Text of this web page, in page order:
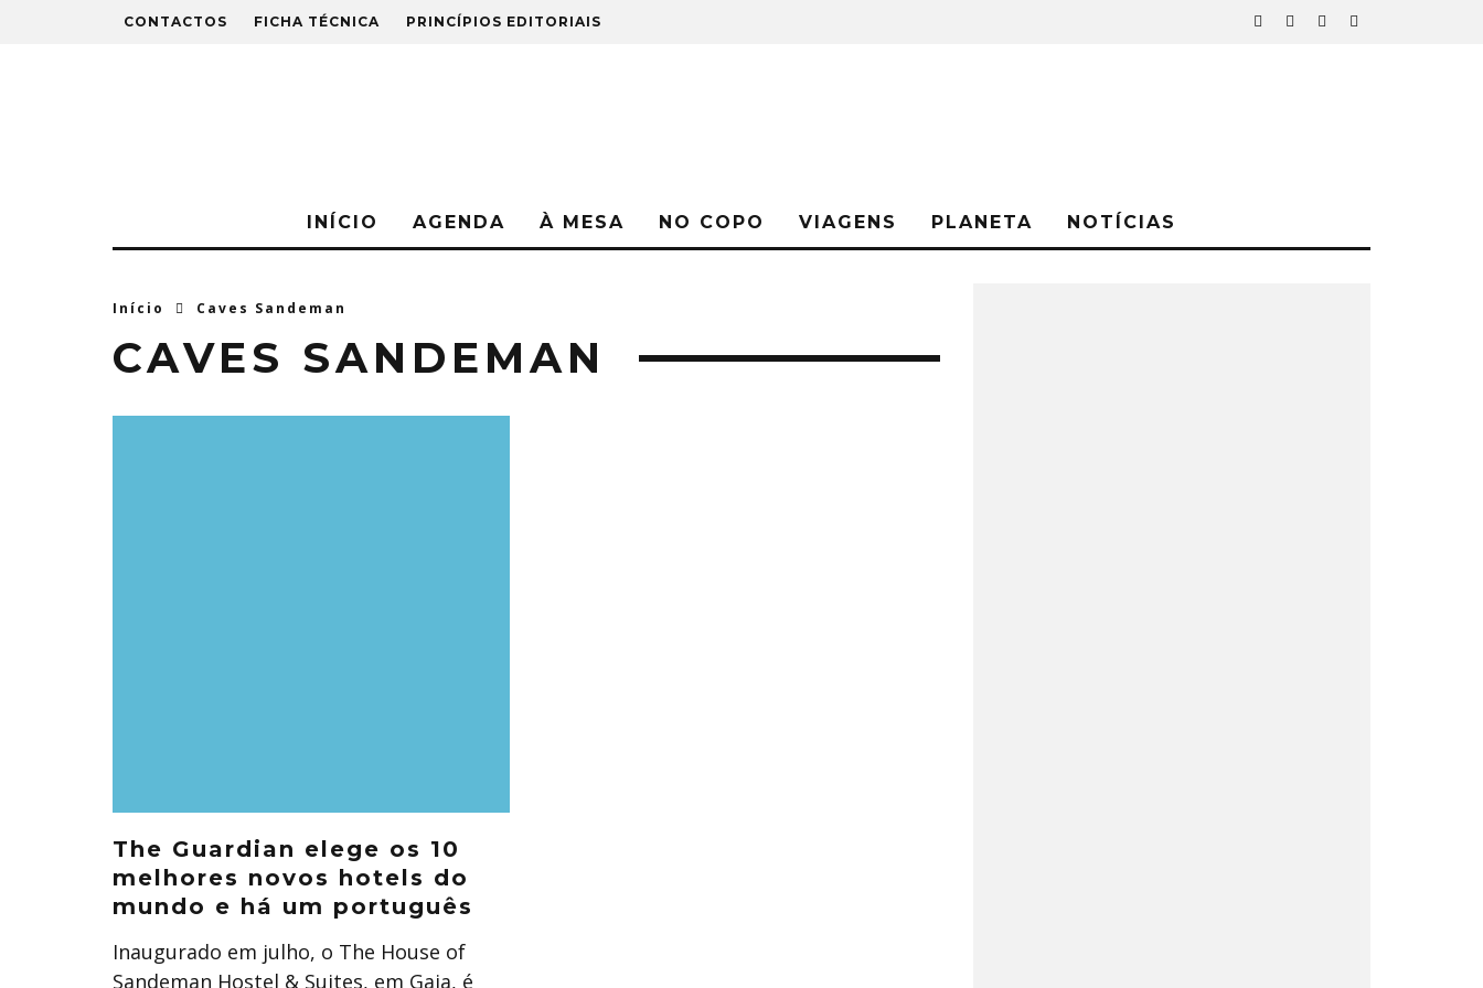
CONTACTOS FICHA TÉCNICA PRINCÍPIOS EDITORIAIS
INÍCIO AGENDA À MESA NO COPO VIAGENS PLANETA NOTÍCIAS
Início Caves Sandeman
CAVES SANDEMAN
The Guardian elege os 10
melhores novos hotels do
mundo e há um português
Inaugurado em julho, o The House of
Sandeman Hostel & Suites, em Gaia, é